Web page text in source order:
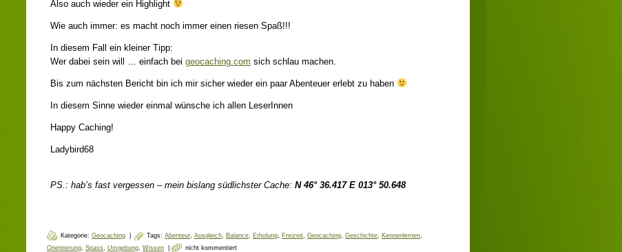
Also auch wieder ein Highlight
Wie auch immer: es macht noch immer einen riesen Spaß!!!
In diesem Fall ein kleiner Tipp:
Wer dabei sein will … einfach bei geocaching.com sich schlau machen.
Bis zum nächsten Bericht bin ich mir sicher wieder ein paar Abenteuer erlebt zu haben
In diesem Sinne wieder einmal wünsche ich allen LeserInnen
Happy Caching!
Ladybird68
PS.: hab’s fast vergessen – mein bislang südlichster Cache: N 46° 36.417 E 013° 50.648
Kategorie: Geocaching Tags: Abenteur, Ausgleich, Balance, Erholung, Freizeit, Geocaching, Geschichte, Kennenlernen,
Orientierung, Spass, Umgebung, Wissen nicht kommentiert